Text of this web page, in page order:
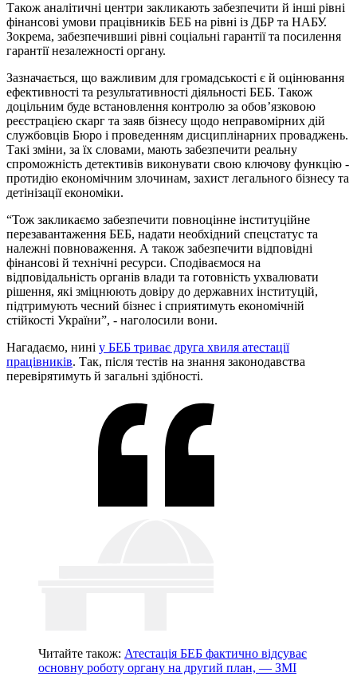
Також аналітичні центри закликають забезпечити й інші рівні
фінансові умови працівників БЕБ на рівні із ДБР та НАБУ.
Зокрема, забезпечившиі рівні соціальні гарантії та посилення
гарантії незалежності органу.
Зазначається, що важливим для громадськості є й оцінювання
ефективності та результативності діяльності БЕБ. Також
доцільним буде встановлення контролю за обов’язковою
реєстрацією скарг та заяв бізнесу щодо неправомірних дій
службовців Бюро і проведенням дисциплінарних проваджень.
Такі зміни, за їх словами, мають забезпечити реальну
спроможність детективів виконувати свою ключову функцію -
протидію економічним злочинам, захист легального бізнесу та
детінізації економіки.
“Тож закликаємо забезпечити повноцінне інституційне
перезавантаження БЕБ, надати необхідний спецстатус та
належні повноваження. А також забезпечити відповідні
фінансові й технічні ресурси. Сподіваємося на
відповідальність органів влади та готовність ухвалювати
рішення, які зміцнюють довіру до державних інституцій,
підтримують чесний бізнес і сприятимуть економічній
стійкості України”, - наголосили вони.
Нагадаємо, нині у БЕБ триває друга хвиля атестації
працівників. Так, після тестів на знання законодавства
перевірятимуть й загальні здібності.
Читайте також: Атестація БЕБ фактично відсуває
основну роботу органу на другий план, — ЗМІ